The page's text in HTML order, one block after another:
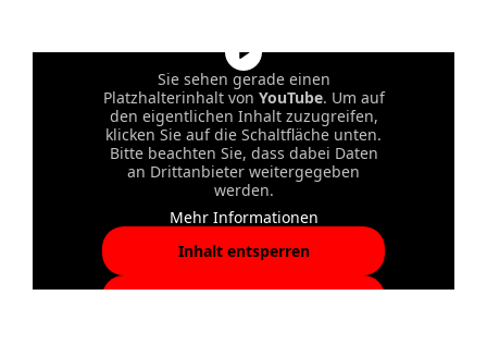
Sie sehen gerade einen
Platzhalterinhalt von YouTube. Um auf
den eigentlichen Inhalt zuzugreifen,
klicken Sie auf die Schaltfläche unten.
Bitte beachten Sie, dass dabei Daten
an Drittanbieter weitergegeben
werden.
Mehr Informationen
Inhalt entsperren